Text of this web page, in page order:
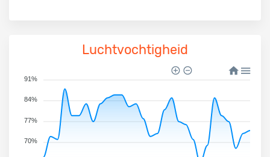
Luchtvochtigheid
91%
84%
77%
70%